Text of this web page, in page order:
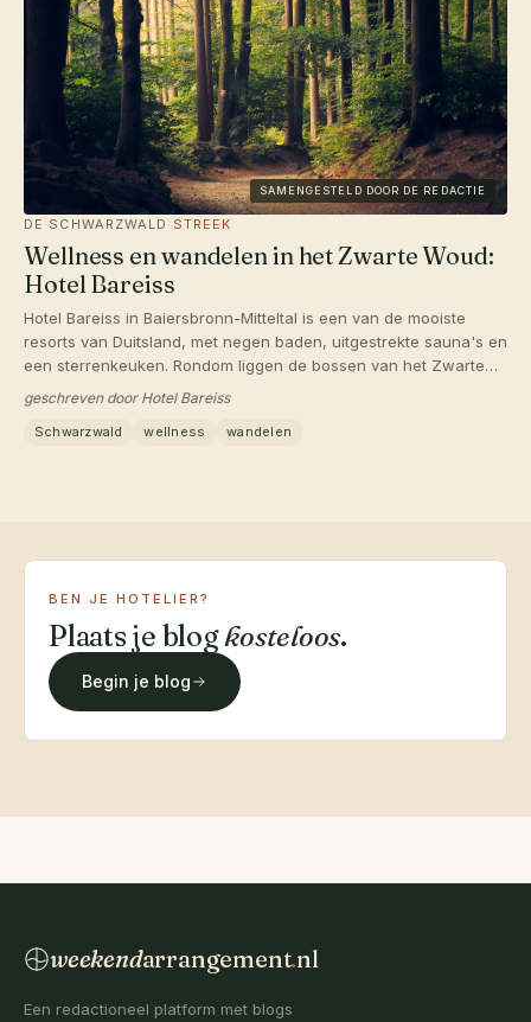
SAMENGESTELD DOOR DE REDACTIE
DE · SCHWARZWALD · STREEK
Wellness en wandelen in het Zwarte Woud:
Hotel Bareiss
Hotel Bareiss in Baiersbronn-Mitteltal is een van de mooiste
resorts van Duitsland, met negen baden, uitgestrekte sauna's en
een sterrenkeuken. Rondom liggen de bossen van het Zwarte
Woud. Een weekend van bewegen, baden en genieten.
geschreven door Hotel Bareiss
Schwarzwald wellness wandelen
BEN JE HOTELIER?
Plaats je blogkosteloos.
Begin je blog
weekendarrangement.nl
Een redactioneel platform met blogs